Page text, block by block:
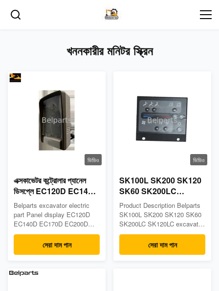
খননকারীর মনিটর স্ক্রিন
ভিডিও
এক্সকাভেটর কন্ট্রোলার প্যানেল
ডিসপ্লে EC120D EC140D
EC170D EC200D
EC220D EC250D
EC300D EC350D
EC380D 14640102
Belparts excavator electric
part Panel display EC120D
EC140D EC170D EC200D
EC220D EC250D EC300D
EC350D EC380D 14640102
PRODUCT SPECIFIIONS
Monitor Part number
14640102 Model EC120D
সেরা দাম পান
ভিডিও
SK100L SK200 SK120
SK60 SK200LC
SK120LC এক্সকাভেটর এয়ার
কন্ডিশনার কন্ট্রোলার
YN20M01088P1 প্যানেল
Product Description Belparts
SK100L SK200 SK120 SK60
SK200LC SK120LC excavator
air conditioning controller
YN20M01088P1 panel
Product parameter: Appliion :
সেরা দাম পান